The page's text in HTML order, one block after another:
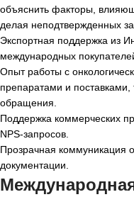
объяснить факторы,
делая неподтвержденных
Экспортная поддержка из
международных
Опыт работы с
препаратами и
обращения.
Поддержка коммерческих
NPS-запросов.
Прозрачная коммуникация
документации.